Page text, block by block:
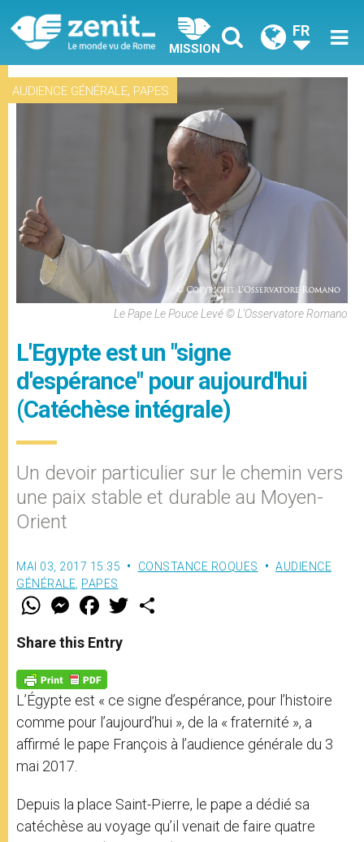
MISSION
FR
AUDIENCE GÉNÉRALE, PAPES
Le Pape Le Pouce Levé © L'Osservatore Romano
L'Egypte est un "signe
d'espérance" pour aujourd'hui
(Catéchèse intégrale)
Un devoir particulier sur le chemin vers
une paix stable et durable au Moyen-
Orient
MAI 03, 2017 15:35 CONSTANCE ROQUES
AUDIENCE
GÉNÉRALE, PAPES
W
t
s
p
p
M
e
s
e
g
e
r
F
a
e
b
o
k
w
Share this Entry
L’Égypte est « ce signe d’espérance, pour l’histoire
comme pour l’aujourd’hui », de la « fraternité », a
affirmé le pape François à l’audience générale du 3
mai 2017.
Depuis la place Saint-Pierre, le pape a dédié sa
catéchèse au voyage qu’il venait de faire quatre